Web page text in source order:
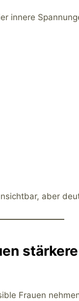
innere
aber
Frauen